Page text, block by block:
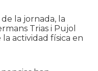
la jornada, la
Trias i Pujol
actividad física en